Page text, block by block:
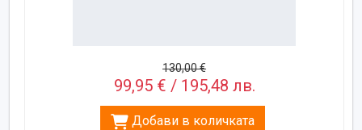
130,00 €
99,95 € / 195,48 лв.
Добави в количката